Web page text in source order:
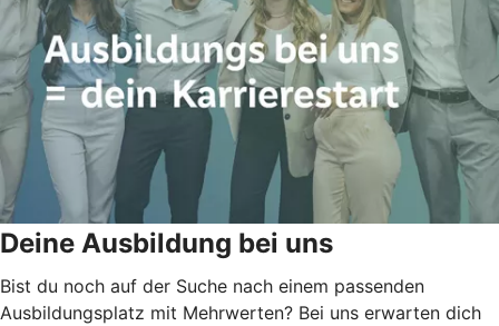
Deine Ausbildung bei uns
Bist du noch auf der Suche nach einem passenden
Ausbildungsplatz mit Mehrwerten? Bei uns erwarten dich